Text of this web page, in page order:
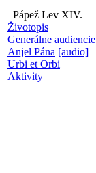
Pápež Lev XIV.
Životopis
Generálne audiencie
Anjel Pána [audio]
Urbi et Orbi
Aktivity